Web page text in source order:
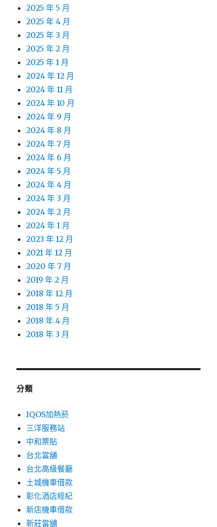
2025 年 5 月
2025 年 4 月
2025 年 3 月
2025 年 2 月
2025 年 1 月
2024 年 12 月
2024 年 11 月
2024 年 10 月
2024 年 9 月
2024 年 8 月
2024 年 7 月
2024 年 6 月
2024 年 5 月
2024 年 4 月
2024 年 3 月
2024 年 2 月
2024 年 1 月
2023 年 12 月
2021 年 12 月
2020 年 7 月
2019 年 2 月
2018 年 12 月
2018 年 5 月
2018 年 4 月
2018 年 3 月
分類
IQOS加熱菸
三洋服務站
中和票貼
台北當舖
台北高級餐廳
土城機車借款
彰化酒店經紀
新店機車借款
新莊當舖